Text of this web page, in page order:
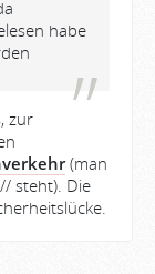
habe
zur
(man
steht). Die